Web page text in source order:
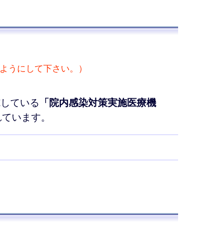
うにして下さい。）
ている 「院内感染対策実施医療機
います。